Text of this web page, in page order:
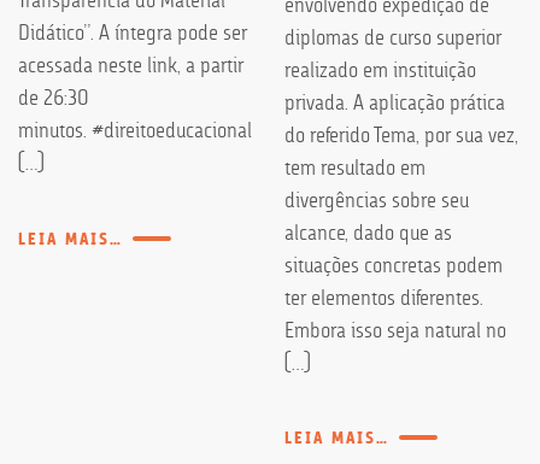
Didático”. A íntegra pode ser
acessada neste link, a partir
de 26:30
minutos. #direitoeducacional
[…]
LEIA MAIS…
diplomas de curso superior
realizado em instituição
privada. A aplicação prática
do referido Tema, por sua vez,
tem resultado em
divergências sobre seu
alcance, dado que as
situações concretas podem
ter elementos diferentes.
Embora isso seja natural no
[…]
LEIA MAIS…